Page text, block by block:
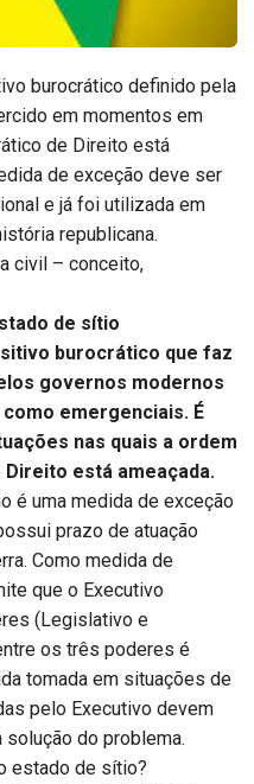
burocrático definido pela
em momentos em
de Direito está
de exceção deve ser
e já foi utilizada em
republicana.
civil – conceito,
de sítio
burocrático que faz
governos modernos
emergenciais. É
nas quais a ordem
está ameaçada.
é uma medida de exceção
prazo de atuação
Como medida de
que o Executivo
(Legislativo e
os três poderes é
tomada em situações de
pelo Executivo devem
solução do problema.
estado de sítio?